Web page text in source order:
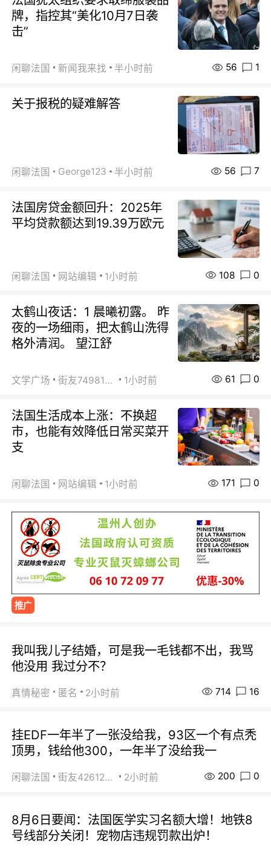
牌，指控其“美化10月7日袭
击”
闲聊法国 新闻我来找 半小时前 56 1
关于报税的疑难解答
闲聊法国 George123 半小时前 56 7
法国房贷金额回升：2025年
平均贷款额达到19.39万欧元
闲聊法国 网站编辑 1小时前 108 0
太鹤山夜话：1 晨曦初露。 昨
夜的一场细雨，把太鹤山洗得
格外清润。 望江舒
文学广场 街友74981146 1小时前 61 0
法国生活成本上涨：不换超
市，也能有效降低日常买菜开
支
闲聊法国 网站编辑 1小时前 171 0
推广
我叫我儿子结婚，可是我一毛钱都不出，我骂
他没用 我过分不？
真情秘密 匿名 2小时前 714 16
挂EDF一年半了一张没给我，93区一个有点秃
顶男，钱给他300，一年半了没给我一
闲聊法国 街友42612092 2小时前 200 0
8月6日要闻：法国医学实习名额大增！地铁8
号线部分关闭！宠物店违规罚款出炉！